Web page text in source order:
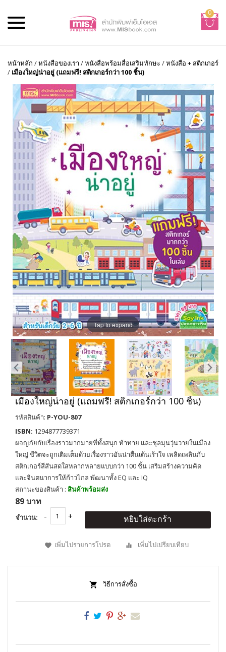
0
หน้าหลัก /หนังสือของเรา /หนังสือพร้อมสื่อเสริมทักษะ /หนังสือ + สติกเกอร์
/ เมืองใหญ่น่าอยู่ (แถมฟรี! สติกเกอร์กว่า 100 ชิ้น)
Tap to expand
เมืองใหญ่น่าอยู่ (แถมฟรี! สติกเกอร์กว่า 100 ชิ้น)
รหัสสินค้า: P-YOU-807
ISBN: 1294877739371
ผจญภัยกับเรื่องราวมากมายที่ทั้งสนุก ท้าทาย และชุลมุนวุ่นวายในเมือง
ใหญ่ ชีวิตจะถูกเติมเต็มด้วยเรื่องราวอันน่าตื่นเต้นเร้าใจ เพลิดเพลินกับ
สติกเกอร์สีสันสดใสหลากหลายแบบกว่า 100 ชิ้น เสริมสร้างความคิด
และจินตนาการให้ก้าวไกล พัฒนาทั้ง EQ และ IQ
สถานะของสินค้า : สินค้าพร้อมส่ง
89 บาท
จำนวน: หยิบใส่ตะกร้า
เพิ่มไปรายการโปรด เพิ่มไปเปรียบเทียบ
วิธีการสั่งซื้อ